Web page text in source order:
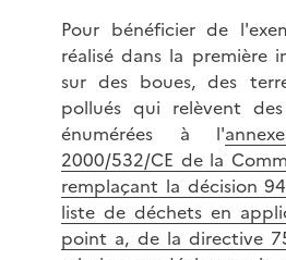
Pour bénéficier de
réalisé dans la première
sur des boues, des
pollués qui relèvent
énumérées à l'
2000/532/CE de la
remplaçant la décision
liste de déchets en
point a, de la directive